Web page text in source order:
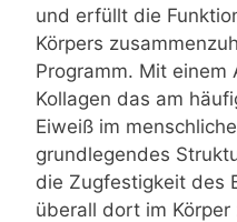
und erfüllt die
Körpers
Programm. Mit
Kollagen das am
Eiweiß im
grundlegendes
die Zugfestigkeit des
überall dort im